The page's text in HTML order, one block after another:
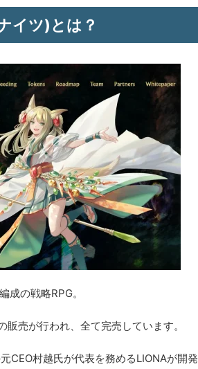
イツ)とは？
成の戦略RPG。
売が行われ、全て完売しています。
CEO村越氏が代表を務めるLIONAが開発